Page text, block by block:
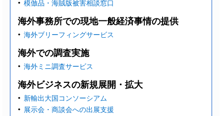
模倣品・海賊版被害相談窓口
海外事務所での現地一般経済事情の提供
海外ブリーフィングサービス
海外での調査実施
海外ミニ調査サービス
海外ビジネスの新規展開・拡大
新輸出大国コンソーシアム
展示会・商談会への出展支援